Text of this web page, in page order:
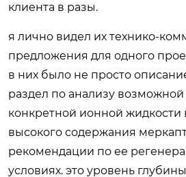
клиента в разы.
я лично видел их технико-
предложения для одного
в них было не просто
раздел по анализу
конкретной ионной жидкости
высокого содержания
рекомендации по ее
условиях. это уровень